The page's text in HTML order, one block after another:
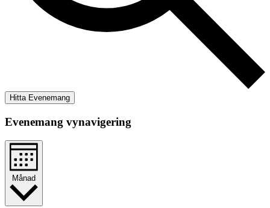
Hitta Evenemang
Evenemang vynavigering
Månad